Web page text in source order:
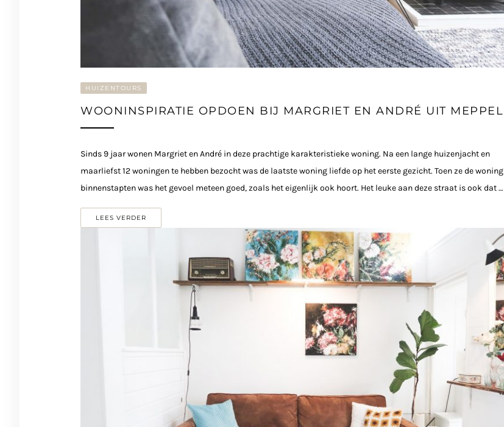
HUIZENTOURS
WOONINSPIRATIE OPDOEN BIJ MARGRIET EN ANDRÉ UIT MEPPEL
Sinds 9 jaar wonen Margriet en André in deze prachtige karakteristieke woning. Na een lange huizenjacht en
maarliefst 12 woningen te hebben bezocht was de laatste woning liefde op het eerste gezicht. Toen ze de woning
binnenstapten was het gevoel meteen goed, zoals het eigenlijk ook hoort. Het leuke aan deze straat is ook dat …
LEES VERDER